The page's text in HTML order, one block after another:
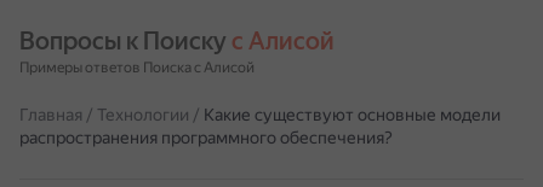
Вопросы к Поиску с Алисой
Примеры ответов Поиска с Алисой
Главная / Технологии / Какие существуют основные модели
распространения программного обеспечения?